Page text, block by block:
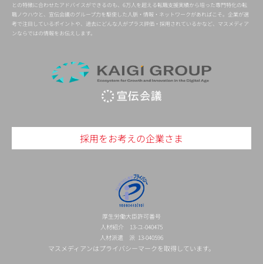
との特徴に合わせたアドバイスができるのも、6万人を超える転職支援実績から培った専門特化の転
職ノウハウと、宣伝会議のグループ力を駆使した人脈・情報・ネットワークがあればこそ。企業が選
考で注目しているポイントや、過去にどんな人がプラス評価・採用されているかなど、マスメディア
ンならではの情報をお伝えします。
採用をお考えの企業さま
厚生労働大臣許可番号
人材紹介 13-ユ-040475
人材派遣 派 13-040596
マスメディアンはプライバシーマークを取得しています。